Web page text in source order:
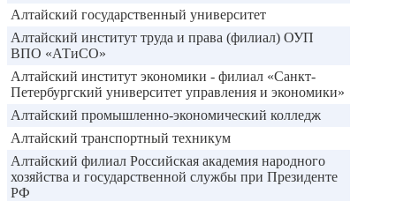
Алтайский государственный университет
Алтайский институт труда и права (филиал) ОУП
ВПО «АТиСО»
Алтайский институт экономики - филиал «Санкт-
Петербургский университет управления и экономики»
Алтайский промышленно-экономический колледж
Алтайский транспортный техникум
Алтайский филиал Российская академия народного
хозяйства и государственной службы при Президенте
РФ